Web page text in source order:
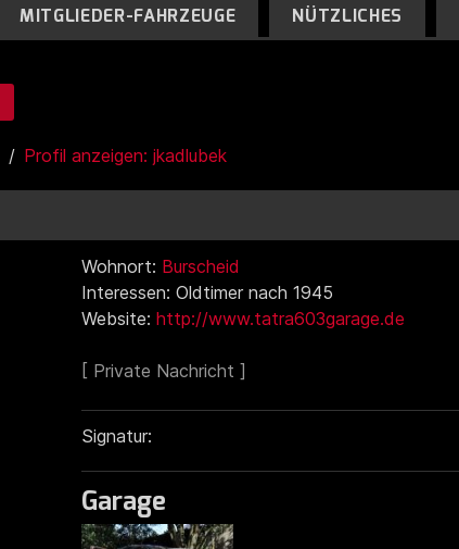
MITGLIEDER-FAHRZEUGE NÜTZLICHES
Profil anzeigen: jkadlubek
Wohnort: Burscheid
Interessen: Oldtimer nach 1945
Website: http://www.tatra603garage.de
Signatur:
Garage